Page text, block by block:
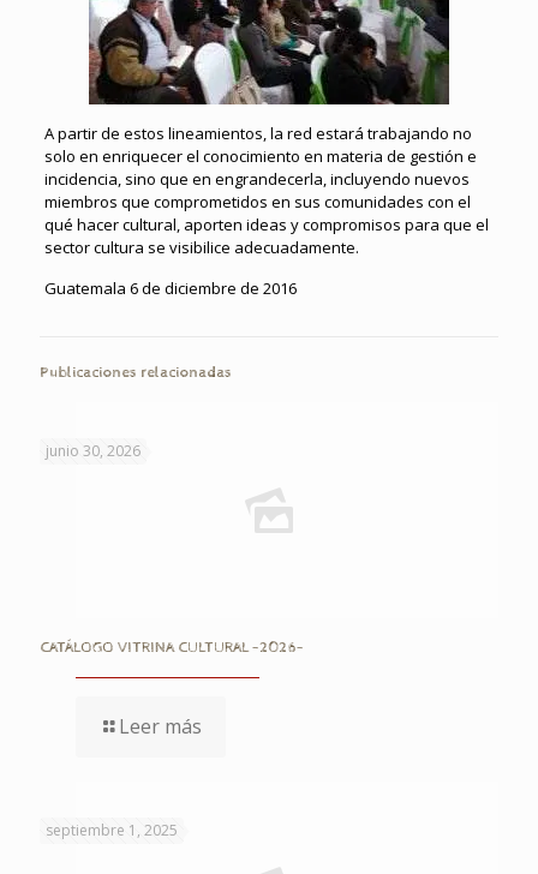
A partir de estos lineamientos, la red estará trabajando no
solo en enriquecer el conocimiento en materia de gestión e
incidencia, sino que en engrandecerla, incluyendo nuevos
miembros que comprometidos en sus comunidades con el
qué hacer cultural, aporten ideas y compromisos para que el
sector cultura se visibilice adecuadamente.
Guatemala 6 de diciembre de 2016
Publicaciones relacionadas
junio 30, 2026
CATÁLOGO VITRINA CULTURAL -2026-
Leer más
septiembre 1, 2025